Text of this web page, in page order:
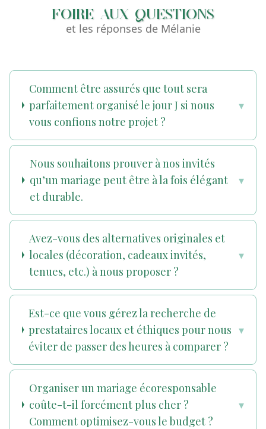
Foire aux questions
et les réponses de Mélanie
Comment être assurés que tout sera
parfaitement organisé le jour J si nous
vous confions notre projet ?
▾
Nous souhaitons prouver à nos invités
qu’un mariage peut être à la fois élégant
et durable.
▾
Avez-vous des alternatives originales et
locales (décoration, cadeaux invités,
tenues, etc.) à nous proposer ?
▾
Est-ce que vous gérez la recherche de
prestataires locaux et éthiques pour nous
éviter de passer des heures à comparer ?
▾
Organiser un mariage écoresponsable
coûte-t-il forcément plus cher ?
Comment optimisez-vous le budget ?
▾